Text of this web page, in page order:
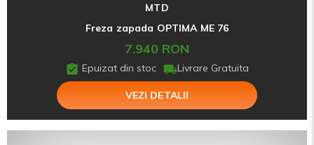
MTD
Freza zapada OPTIMA ME 76
7.940 RON
Epuizat din stoc Livrare Gratuita
VEZI DETALII